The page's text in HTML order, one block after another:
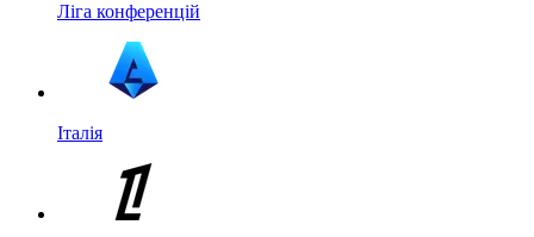
Ліга конференцій
Італія